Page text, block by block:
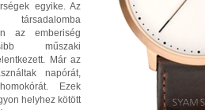
egyike. Az
az emberiség
műszaki
Már az
napórát,
Ezek
helyhez kötött